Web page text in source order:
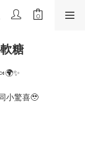
糖
小驚喜🥹